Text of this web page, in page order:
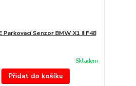
Parkovací Senzor BMW X1 II F48
Skladem
Přidat do košíku